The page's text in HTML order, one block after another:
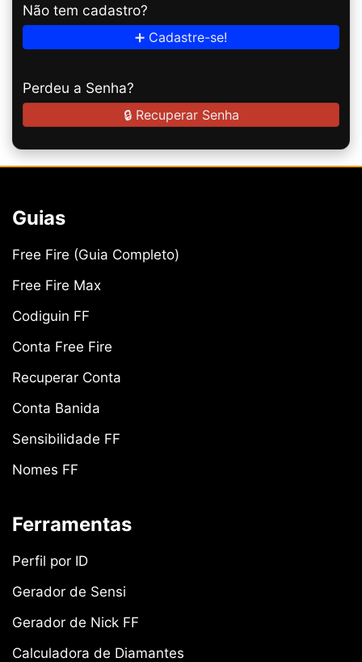
Não tem cadastro?
➕ Cadastre-se!
Perdeu a Senha?
🔒 Recuperar Senha
Guias
Free Fire (Guia Completo)
Free Fire Max
Codiguin FF
Conta Free Fire
Recuperar Conta
Conta Banida
Sensibilidade FF
Nomes FF
Ferramentas
Perfil por ID
Gerador de Sensi
Gerador de Nick FF
Calculadora de Diamantes